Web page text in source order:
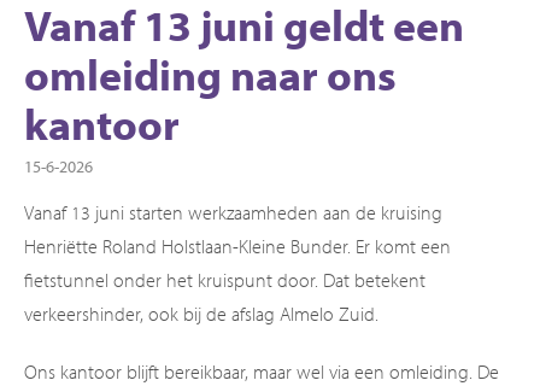
Vanaf 13 juni geldt een
omleiding naar ons
kantoor
15-6-2026
Vanaf 13 juni starten werkzaamheden aan de kruising
Henriëtte Roland Holstlaan-Kleine Bunder. Er komt een
fietstunnel onder het kruispunt door. Dat betekent
verkeershinder, ook bij de afslag Almelo Zuid.
Ons kantoor blijft bereikbaar, maar wel via een omleiding. De